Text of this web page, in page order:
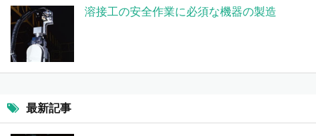
溶接工の安全作業に必須な機器の製造
最新記事